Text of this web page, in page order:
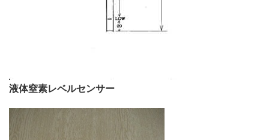
液体窒素レベルセンサー